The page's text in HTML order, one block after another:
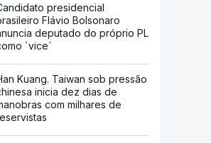
presidencial
Flávio Bolsonaro
deputado do próprio PL
`vice`
Kuang. Taiwan sob pressão
inicia dez dias de
com milhares de